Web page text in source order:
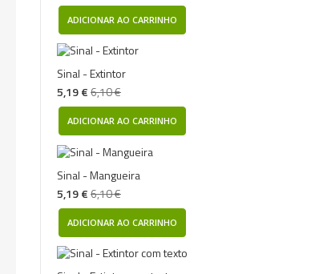
ADICIONAR AO CARRINHO
Sinal - Extintor
5,19 €6,10 €
ADICIONAR AO CARRINHO
Sinal - Mangueira
5,19 €6,10 €
ADICIONAR AO CARRINHO